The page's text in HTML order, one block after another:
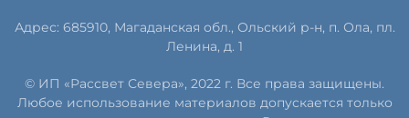
Адрес: 685910, Магаданская обл., Ольский р-н, п. Ола, пл.
Ленина, д. 1
© ИП «Рассвет Севера», 2022 г. Все права защищены.
Любое использование материалов допускается только